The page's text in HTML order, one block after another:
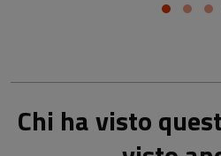
Chi ha visto